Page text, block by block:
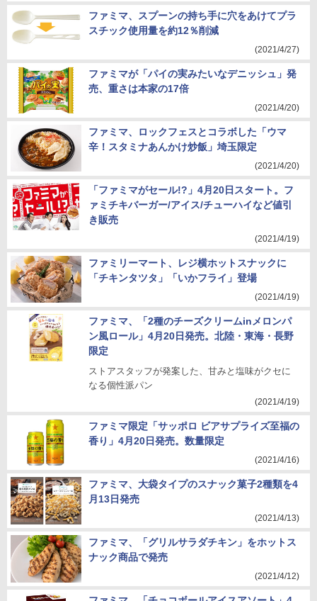
ファミマ、スプーンの持ち手に穴をあけてプラ
スチック使用量を約12％削減
(2021/4/27)
ファミマが「パイの実みたいなデニッシュ」発
売、重さは本家の17倍
(2021/4/20)
ファミマ、ロックフェスとコラボした「ウマ
辛！スタミナあんかけ炒飯」埼玉限定
(2021/4/20)
「ファミマがセール!?」4月20日スタート。フ
ァミチキバーガー/アイス/チューハイなど値引
き販売
(2021/4/19)
ファミリーマート、レジ横ホットスナックに
「チキンタツタ」「いかフライ」登場
(2021/4/19)
ファミマ、「2種のチーズクリームinメロンパ
ン風ロール」4月20日発売。北陸・東海・長野
限定
ストアスタッフが発案した、甘みと塩味がクセに
なる個性派パン
(2021/4/19)
ファミマ限定「サッポロ ビアサプライズ至福の
香り」4月20日発売。数量限定
(2021/4/16)
ファミマ、大袋タイプのスナック菓子2種類を4
月13日発売
(2021/4/13)
ファミマ、「グリルサラダチキン」をホットス
ナック商品で発売
(2021/4/12)